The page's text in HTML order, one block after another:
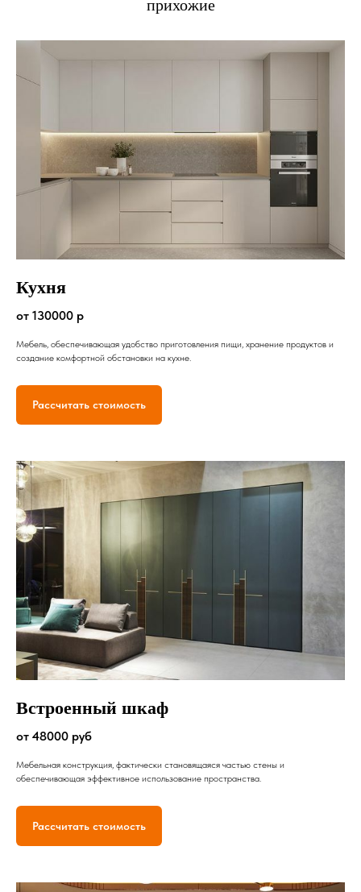
прихожие
Кухня
от 130000 р
Мебель, обеспечивающая удобство приготовления пищи, хранение продуктов и
создание комфортной обстановки на кухне.
Рассчитать стоимость
Встроенный шкаф
от 48000 руб
Мебельная конструкция, фактически становящаяся частью стены и
обеспечивающая эффективное использование пространства.
Рассчитать стоимость